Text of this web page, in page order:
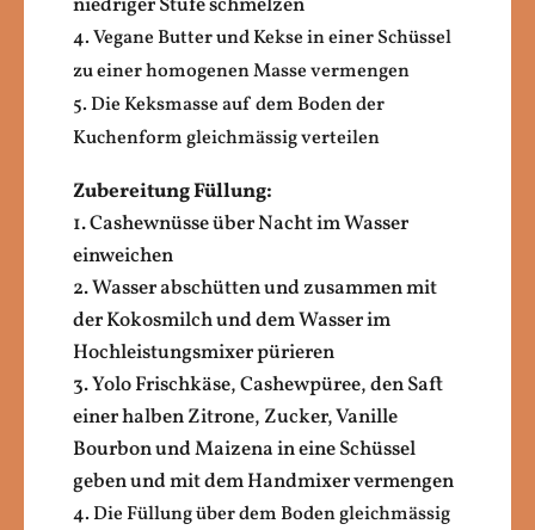
4. Vegane Butter und Kekse in einer Schüssel
zu einer homogenen Masse vermengen
5. Die Keksmasse auf dem Boden der
Kuchenform gleichmässig verteilen
Zubereitung Füllung:
1. Cashewnüsse über Nacht im Wasser
einweichen
2. Wasser abschütten und zusammen mit
der Kokosmilch und dem Wasser im
Hochleistungsmixer pürieren
3. Yolo Frischkäse, Cashewpüree, den Saft
einer halben Zitrone, Zucker, Vanille
Bourbon und Maizena in eine Schüssel
geben und mit dem Handmixer vermengen
4. Die Füllung über dem Boden gleichmässig